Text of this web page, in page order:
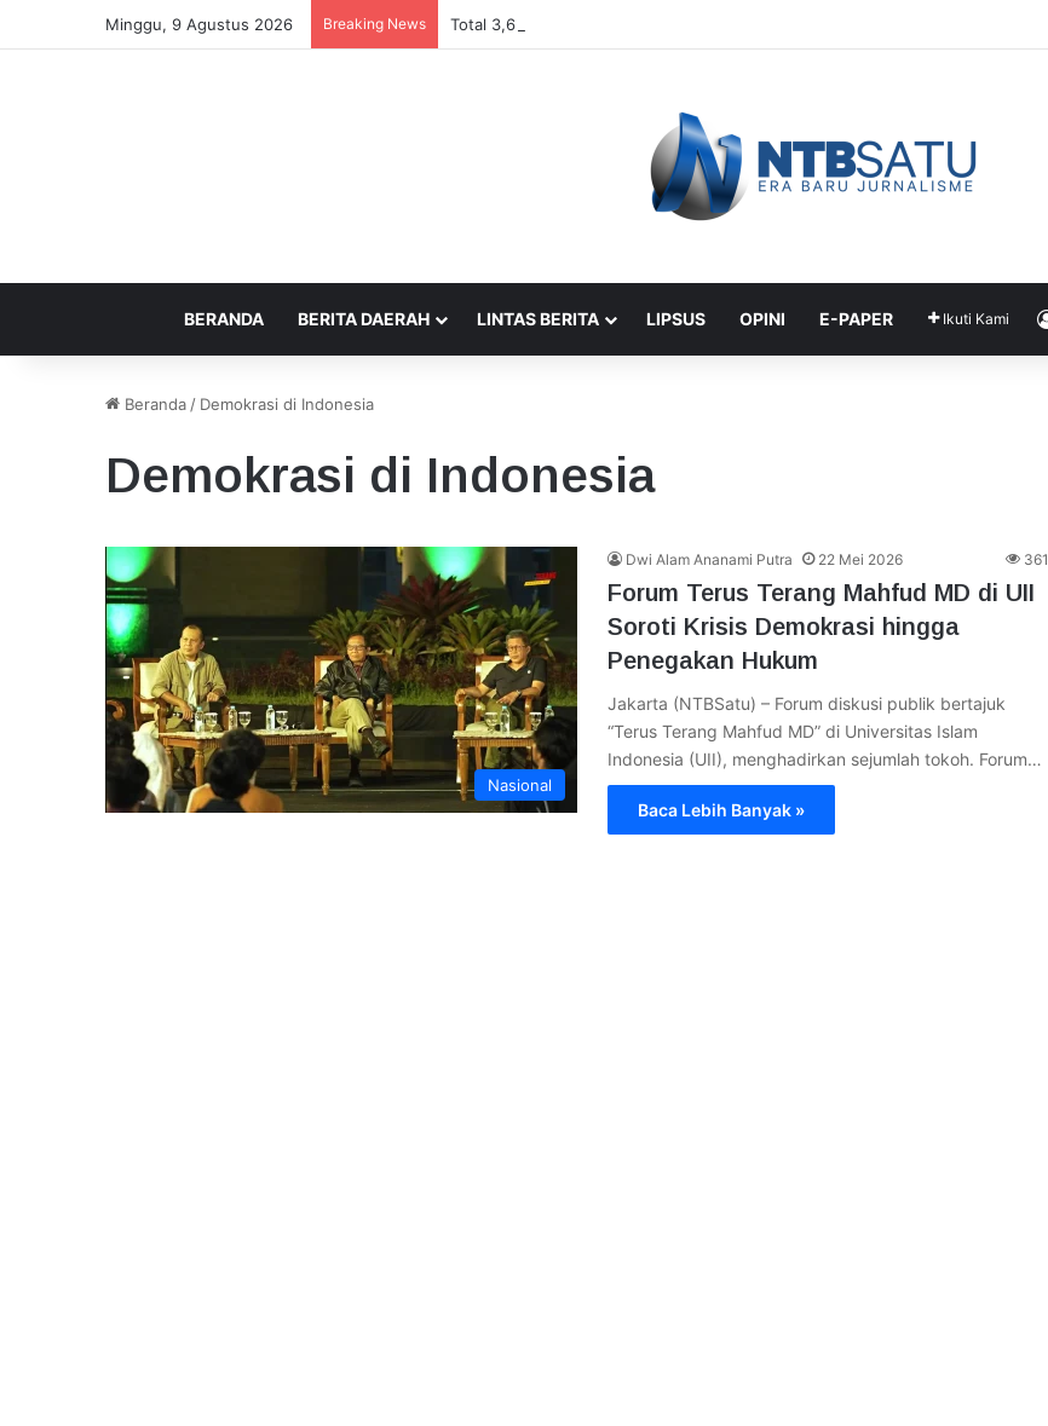
Minggu, 9 Agustus 2026 Breaking News Total 3,6 Miliar Bonus Atlet, Bupati Amar Pastikan Cair Agustus ini
BERANDA BERITA DAERAH LINTAS BERITA LIPSUS OPINI E-PAPER Ikuti Kami
Beranda / Demokrasi di Indonesia
Demokrasi di Indonesia
Nasional
Dwi Alam Ananami Putra 22 Mei 2026 361
Forum Terus Terang Mahfud MD di UII
Soroti Krisis Demokrasi hingga
Penegakan Hukum
Jakarta (NTBSatu) – Forum diskusi publik bertajuk
“Terus Terang Mahfud MD” di Universitas Islam
Indonesia (UII), menghadirkan sejumlah tokoh. Forum…
Baca Lebih Banyak »